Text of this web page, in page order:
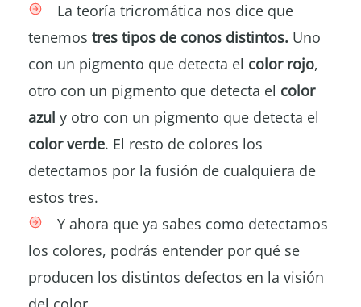
La teoría tricromática nos dice que
tenemos tres tipos de conos distintos. Uno
con un pigmento que detecta el color rojo,
otro con un pigmento que detecta el color
azul y otro con un pigmento que detecta el
color verde. El resto de colores los
detectamos por la fusión de cualquiera de
estos tres.
Y ahora que ya sabes como detectamos
los colores, podrás entender por qué se
producen los distintos defectos en la visión